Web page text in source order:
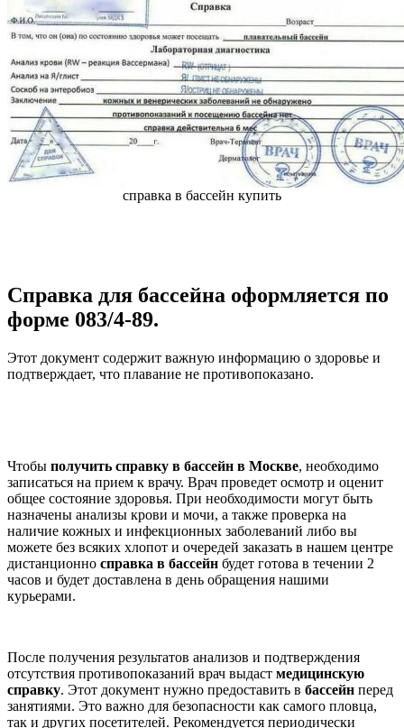
справка в бассейн купить
Справка для бассейна оформляется по
форме 083/4-89.
Этот документ содержит важную информацию о здоровье и
подтверждает, что плавание не противопоказано.
Чтобы получить справку в бассейн в Москве, необходимо
записаться на прием к врачу. Врач проведет осмотр и оценит
общее состояние здоровья. При необходимости могут быть
назначены анализы крови и мочи, а также проверка на
наличие кожных и инфекционных заболеваний либо вы
можете без всяких хлопот и очередей заказать в нашем центре
дистанционно справка в бассейн будет готова в течении 2
часов и будет доставлена в день обращения нашими
курьерами.
После получения результатов анализов и подтверждения
отсутствия противопоказаний врач выдаст медицинскую
справку. Этот документ нужно предоставить в бассейн перед
занятиями. Это важно для безопасности как самого пловца,
так и других посетителей. Рекомендуется периодически